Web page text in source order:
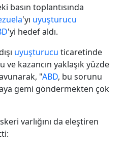
basın toplantısında
'yı uyuşturucu
'yi hedef aldı.
uyuşturucu ticaretinde
kazancın yaklaşık yüzde
"ABD, bu sorunu
gemi göndermekten çok
varlığını da eleştiren